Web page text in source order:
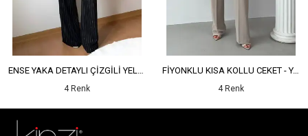
ENSE YAKA DETAYLI ÇİZGİLİ YELEK - YÜKSEK BEL DETAYLI ÇİZGİLİ PANTOLON
4 Renk
FİYONKLU KISA KOLLU CEKET - YÜKSEK BEL SALAŞ PANTOLON
4 Renk